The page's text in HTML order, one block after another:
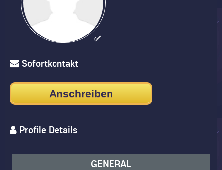
✅
Sofortkontakt
Anschreiben
Profile Details
GENERAL